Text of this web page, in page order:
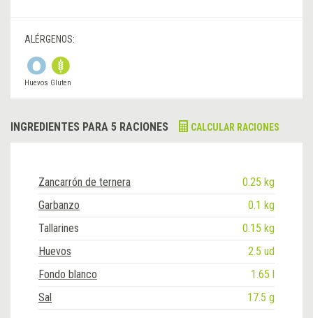
ALÉRGENOS:
Huevos Gluten
INGREDIENTES PARA 5 RACIONES CALCULAR RACIONES
Zancarrón de ternera
0.25 kg
Garbanzo
0.1 kg
Tallarines
0.15 kg
Huevos
2.5 ud
Fondo blanco
1.65 l
Sal
17.5 g